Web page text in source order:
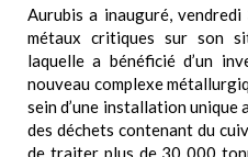
Aurubis a inauguré,
métaux critiques sur son
laquelle a bénéficié d’un
nouveau complexe
sein d’une installation unique
des déchets contenant du
de traiter plus de 30 000